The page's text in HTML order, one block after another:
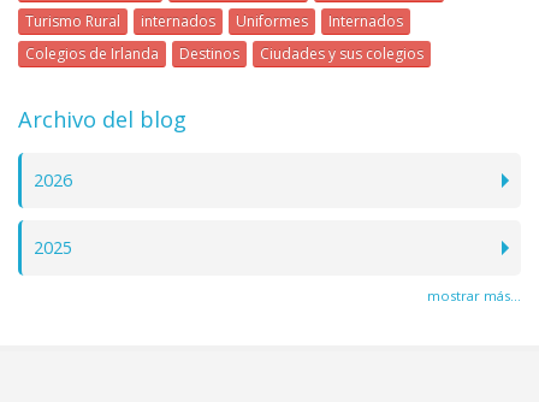
Turismo Rural
internados Uniformes
Internados
Colegios de Irlanda
Destinos Ciudades y sus colegios
Archivo del blog
2026
2025
mostrar más...